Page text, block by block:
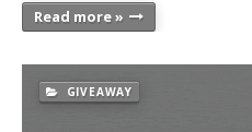
Read more »
GIVEAWAY